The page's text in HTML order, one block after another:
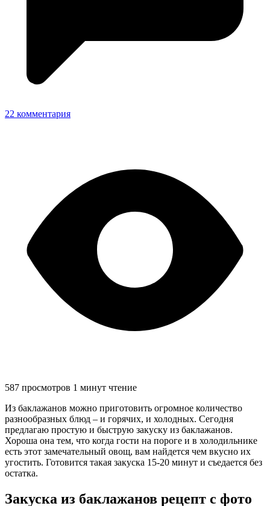
22 комментария
587 просмотров 1 минут чтение
Из баклажанов можно приготовить огромное количество
разнообразных блюд – и горячих, и холодных. Сегодня
предлагаю простую и быструю закуску из баклажанов.
Хороша она тем, что когда гости на пороге и в холодильнике
есть этот замечательный овощ, вам найдется чем вкусно их
угостить. Готовится такая закуска 15-20 минут и съедается без
остатка.
Закуска из баклажанов рецепт с фото